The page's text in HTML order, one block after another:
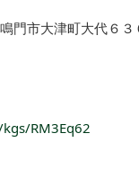
門市大津町大代６３
RM3Eq62